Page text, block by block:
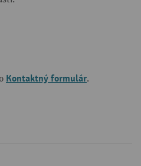
Kontaktný formulár.